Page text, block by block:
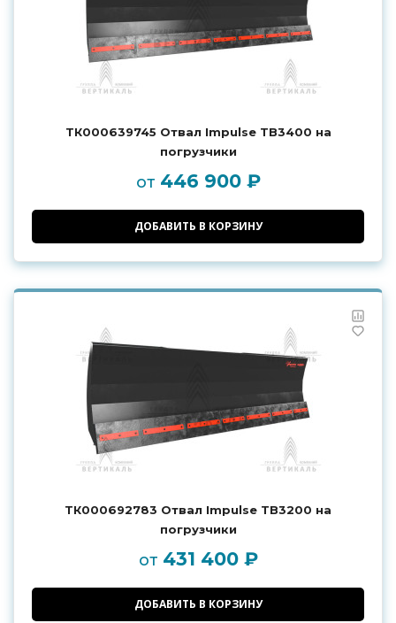
ТК000639745 Отвал Impulse TB3400 на
погрузчики
от 446 900 ₽
ДОБАВИТЬ В КОРЗИНУ
ТК000692783 Отвал Impulse TB3200 на
погрузчики
от 431 400 ₽
ДОБАВИТЬ В КОРЗИНУ